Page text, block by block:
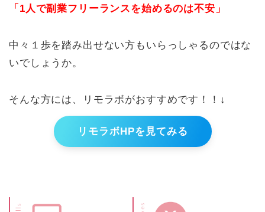
「1人で副業フリーランスを始めるのは不安」
中々１歩を踏み出せない方もいらっしゃるのではな
いでしょうか。
そんな方には、リモラボがおすすめです！！↓
リモラボHPを見てみる